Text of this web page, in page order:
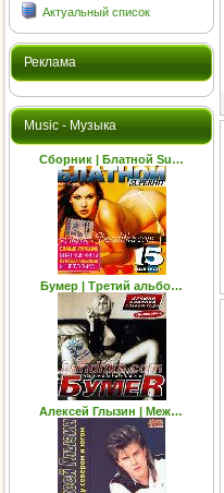
Актуальный список
Реклама
Music - Музыка
Сборник | Блатной Su…
Бумер | Третий альбо…
Алексей Глызин | Mеж…